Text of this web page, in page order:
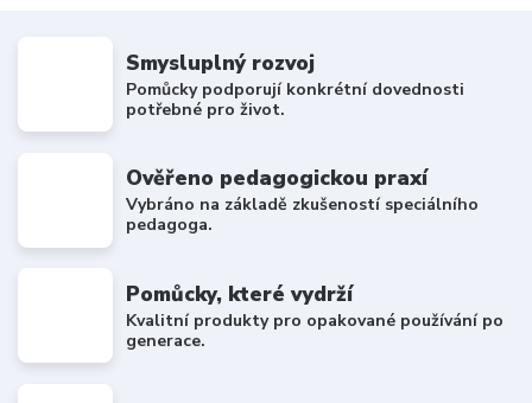
Smysluplný rozvoj
Pomůcky podporují konkrétní dovednosti
potřebné pro život.
Ověřeno pedagogickou praxí
Vybráno na základě zkušeností speciálního
pedagoga.
Pomůcky, které vydrží
Kvalitní produkty pro opakované používání po
generace.